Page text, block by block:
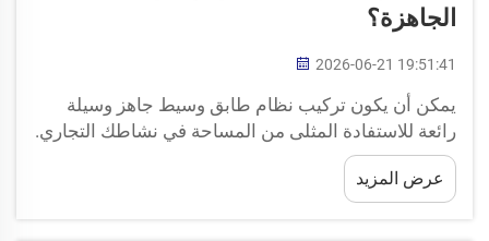
الجاهزة؟
2026-06-21 19:51:41
يمكن أن يكون تركيب نظام طابق وسيط جاهز وسيلة
رائعة للاستفادة المثلى من المساحة في نشاطك التجاري.
وتُبسّط شركة هيدا عملية إضافة طوابق إضافية أو أماكن
تخزين دون الحاجة إلى أعمال بناء كبيرة. وقد صُمّمت هذه
الأنظمة لتتوافق مع احتياجاتك، ويمكن تركيبها بسرعة.
عرض المزيد